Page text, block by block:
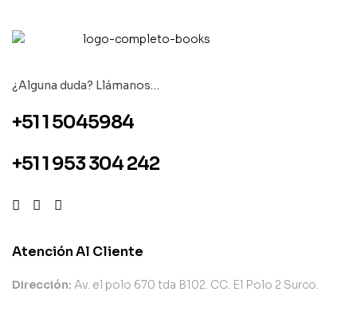
¿Alguna duda? Llámanos…
+51 1 5045984
+51 1 953 304 242
Atención Al Cliente
Dirección: Av. el polo 670 tda B102. CC. El Polo 2 Surco.